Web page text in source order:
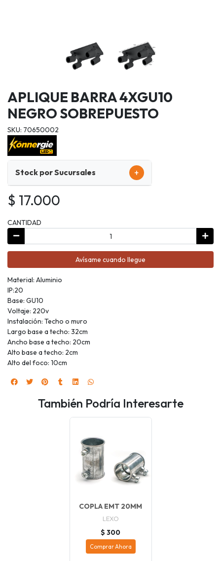
APLIQUE BARRA 4XGU10
NEGRO SOBREPUESTO
SKU: 70650002
Stock por Sucursales +
$ 17.000
CANTIDAD
Avísame cuando llegue
Material: Aluminio
IP:20
Base: GU10
Voltaje: 220v
Instalación: Techo o muro
Largo base a techo: 32cm
Ancho base a techo: 20cm
Alto base a techo: 2cm
Alto del foco: 10cm
También Podría Interesarte
COPLA EMT 20MM
LEXO
$ 300
Comprar Ahora